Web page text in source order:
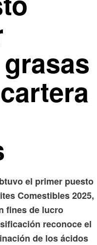
el primer puesto
Comestibles 2025,
fines de lucro
reconoce el
de los ácidos